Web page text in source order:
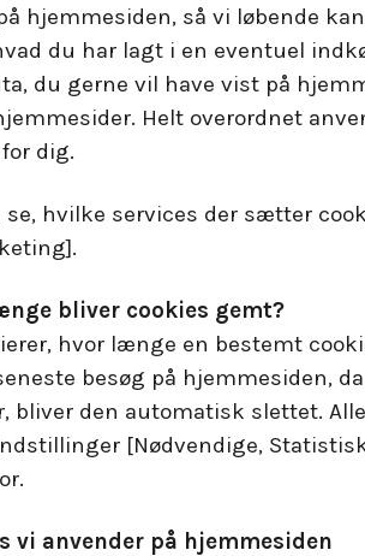
hjemmesiden, så vi løbende
du har lagt i en eventuel
du gerne vil have vist på
Helt overordnet
dig.
se, hvilke services der sætter
bliver cookies gemt?
hvor længe en bestemt
besøg på hjemmesiden,
bliver den automatisk slettet.
[Nødvendige,
vi anvender på hjemmesiden